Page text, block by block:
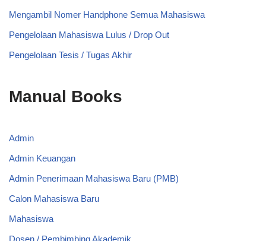
Mengambil Nomer Handphone Semua Mahasiswa
Pengelolaan Mahasiswa Lulus / Drop Out
Pengelolaan Tesis / Tugas Akhir
Manual Books
Admin
Admin Keuangan
Admin Penerimaan Mahasiswa Baru (PMB)
Calon Mahasiswa Baru
Mahasiswa
Dosen / Pembimbing Akademik